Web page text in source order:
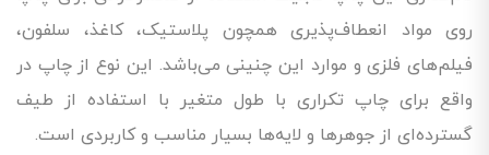
روی مواد انعطاف‌پذیری همچون پلاستیک، کاغذ، سلفون،
فیلم‌های فلزی و موارد این چنینی می‌باشد. این نوع از چاپ در
واقع برای چاپ تکراری با طول متغیر با استفاده از طیف
گسترده‌ای از جوهرها و لایه‌ها بسیار مناسب و کاربردی است.